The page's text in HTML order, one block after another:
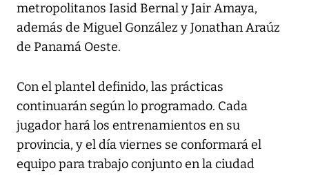
metropolitanos Iasid Bernal y Jair Amaya,
además de Miguel González y Jonathan Araúz
de Panamá Oeste.
Con el plantel definido, las prácticas
continuarán según lo programado. Cada
jugador hará los entrenamientos en su
provincia, y el día viernes se conformará el
equipo para trabajo conjunto en la ciudad